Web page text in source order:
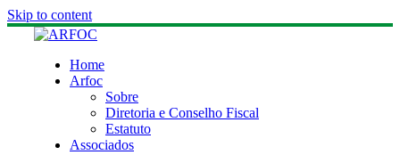
Skip to content
Home
Arfoc
Sobre
Diretoria e Conselho Fiscal
Estatuto
Associados